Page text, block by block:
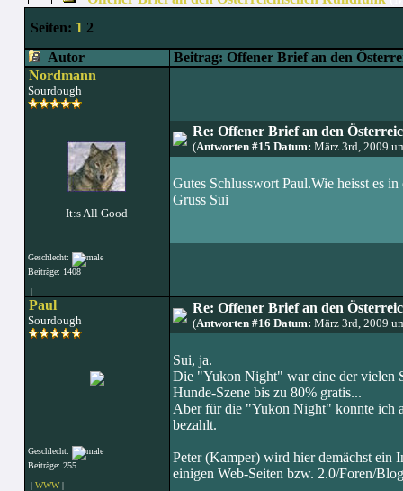
Seiten: 1 2
Autor
Beitrag: Offener Brief an den
Nordmann
Sourdough
It:s All Good
Geschlecht:
Beiträge: 1408
|
Re: Offener Brief an den
(Antworten #15 Datum: März 3rd, 2009
Gutes Schlusswort Paul.Wie heisst es
Gruss Sui
Paul
Sourdough
Geschlecht:
Beiträge: 255
| WWW|
Re: Offener Brief an den
(Antworten #16 Datum: März 3rd, 2009
Sui, ja.
Die "Yukon Night" war eine der vielen
Hunde-Szene bis zu 80% gratis...
Aber für die "Yukon Night" konnte ich
bezahlt.
Peter (Kamper) wird hier demächst ein
einigen Web-Seiten bzw. 2.0/Foren/